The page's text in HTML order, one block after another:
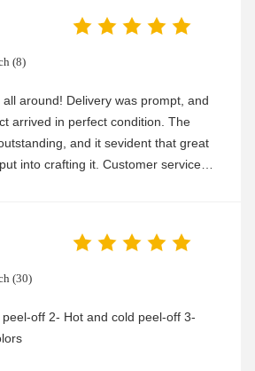
(8)
all around! Delivery was prompt, and
arrived in perfect condition. The
and it sevident that great
into crafting it. Customer service
(30)
peel-off 2- Hot and cold peel-off 3-